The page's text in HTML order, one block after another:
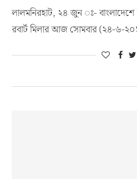
লালমনিরহাট, ২৪ জুন ঃ- বাংলাদেশে
রবার্ট মিলার আজ সোমবার (২৪-৬-